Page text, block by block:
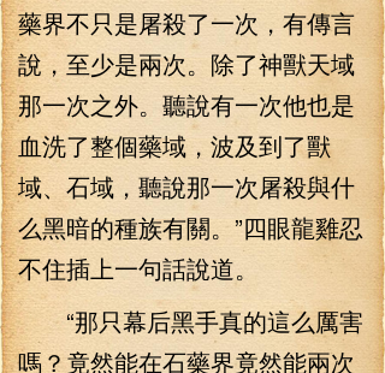
藥界不只是屠殺了一次，有傳言
說，至少是兩次。除了神獸天域
那一次之外。聽說有一次他也是
血洗了整個藥域，波及到了獸
域、石域，聽說那一次屠殺與什
么黑暗的種族有關。”四眼龍雞忍
不住插上一句話說道。
“那只幕后黑手真的這么厲害
嗎？竟然能在石藥界竟然能兩次